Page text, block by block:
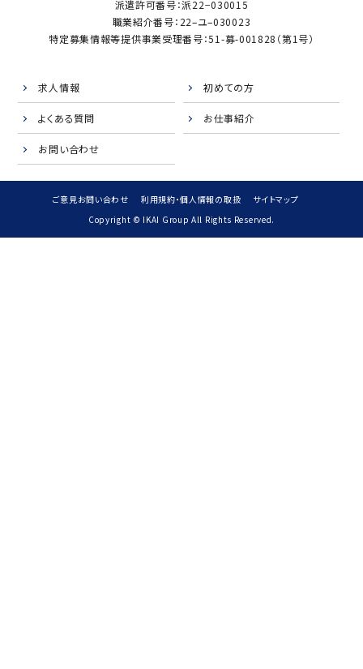
派遣許可番号：派22−030015
職業紹介番号：22–ユ–030023
特定募集情報等提供事業受理番号：51-募-001828（第1号）
求人情報 初めての方
よくある質問 お仕事紹介
お問い合わせ
ご意見お問い合わせ 利用規約・個人情報の取扱
サイトマップ
Copyright © IKAI Group All Rights Reserved.